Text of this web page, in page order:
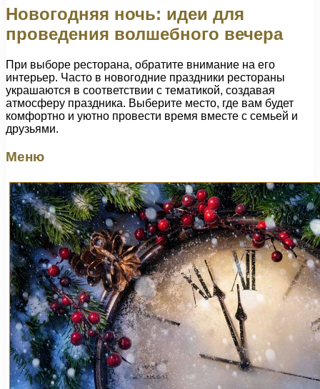
Новогодняя ночь: идеи для
проведения волшебного вечера
При выборе ресторана, обратите внимание на его
интерьер. Часто в новогодние праздники рестораны
украшаются в соответствии с тематикой, создавая
атмосферу праздника. Выберите место, где вам будет
комфортно и уютно провести время вместе с семьей и
друзьями.
Меню